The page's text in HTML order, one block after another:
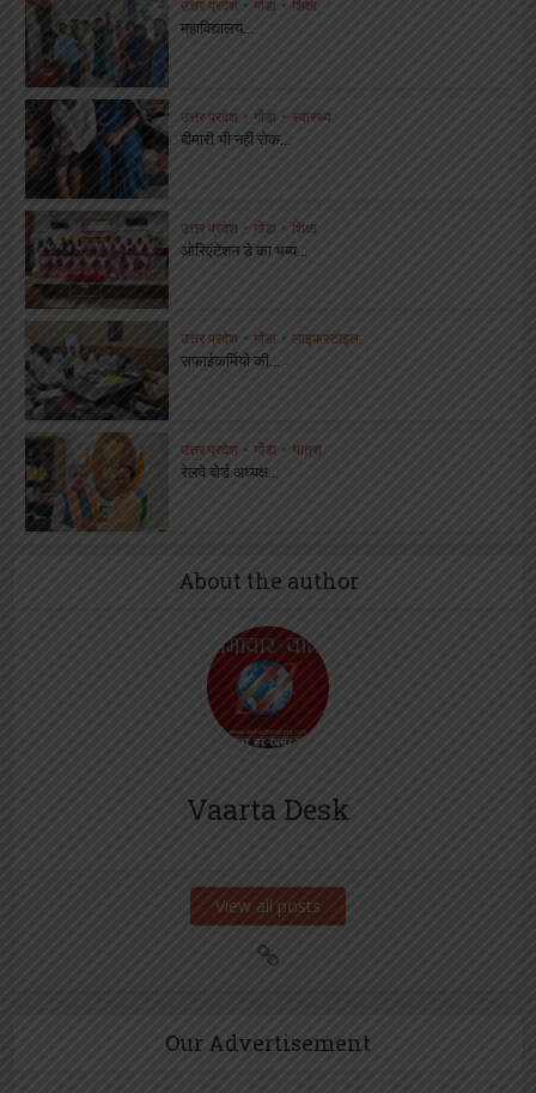
उत्तर प्रदेश • गोंडा • शिक्षा
महाविद्यालय...
उत्तर प्रदेश • गोंडा • स्वास्थ्य
बीमारी भी नहीं रोक...
उत्तर प्रदेश • गोंडा • शिक्षा
ओरिएंटेशन डे का भब्य...
उत्तर प्रदेश • गोंडा • लाइफस्टाइल
सफाईकर्मियों की...
उत्तर प्रदेश • गोंडा • यात्रा
रेलवे बोर्ड अध्यक्ष...
About the author
Vaarta Desk
View all posts
Our Advertisement